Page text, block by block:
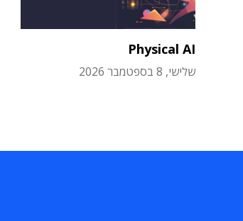
Physical AI
שלישי, 8 בספטמבר 2026